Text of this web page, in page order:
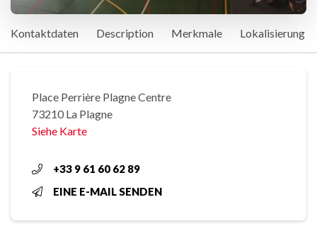
Kontaktdaten Description Merkmale Lokalisierung
Place Perrière Plagne Centre
73210 La Plagne
Siehe Karte
+33 9 61 60 62 89
EINE E-MAIL SENDEN